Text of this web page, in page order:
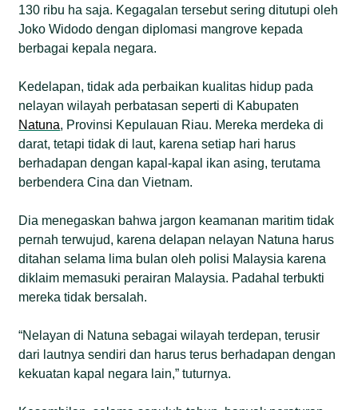
130 ribu ha saja. Kegagalan tersebut sering ditutupi oleh
Joko Widodo dengan diplomasi mangrove kepada
berbagai kepala negara.
Kedelapan, tidak ada perbaikan kualitas hidup pada
nelayan wilayah perbatasan seperti di Kabupaten
Natuna, Provinsi Kepulauan Riau. Mereka merdeka di
darat, tetapi tidak di laut, karena setiap hari harus
berhadapan dengan kapal-kapal ikan asing, terutama
berbendera Cina dan Vietnam.
Dia menegaskan bahwa jargon keamanan maritim tidak
pernah terwujud, karena delapan nelayan Natuna harus
ditahan selama lima bulan oleh polisi Malaysia karena
diklaim memasuki perairan Malaysia. Padahal terbukti
mereka tidak bersalah.
“Nelayan di Natuna sebagai wilayah terdepan, terusir
dari lautnya sendiri dan harus terus berhadapan dengan
kekuatan kapal negara lain,” tuturnya.